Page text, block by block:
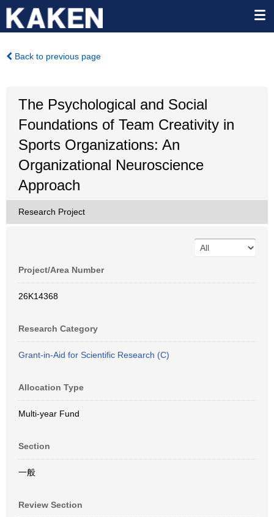
Back to previous page
The Psychological and Social
Foundations of Team Creativity in
Sports Organizations: An
Organizational Neuroscience
Approach
Research Project
Project/Area Number
26K14368
Research Category
Grant-in-Aid for Scientific Research (C)
Allocation Type
Multi-year Fund
Section
一般
Review Section